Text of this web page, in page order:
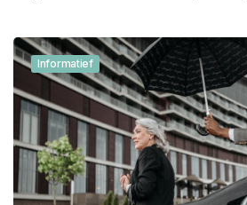
Informatief